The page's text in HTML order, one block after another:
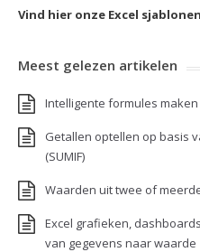
Vind hier onze Excel sjablonen
Meest gelezen artikelen
Intelligente formules
Getallen optellen op basis
(SUMIF)
Waarden uit twee of
Excel grafieken,
van gegevens naar waarde